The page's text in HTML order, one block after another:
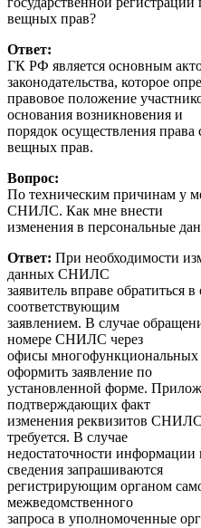
вещных прав?
Ответ:
ГК РФ является основным
законодательства, которое
правовое положение
основания возникновения и
порядок осуществления права
вещных прав.
Вопрос:
По техническим причинам у
СНИЛС. Как мне внести
изменения в персональные
Ответ: При необходимости
данных СНИЛС
заявитель вправе обратиться
соответствующим
заявлением. В случае
номере СНИЛС через
офисы многофункциональных
оформить заявление по
установленной форме.
подтверждающих факт
изменения реквизитов
требуется. В случае
недостаточности информации
сведения запрашиваются
регистрирующим органом
межведомственного
запроса в уполномоченные